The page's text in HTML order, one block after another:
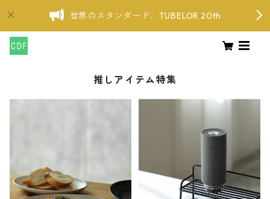
世界のスタンダード、TUBELOR 20th
推しアイテム特集